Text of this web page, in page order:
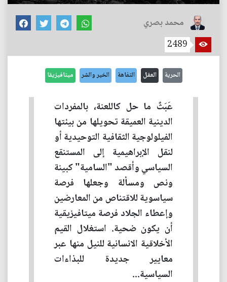
محمد بصري
2489
الحرية العقل التفاهة الخير والشر ميتافيزيقا
عَبَثٌ ما حل كاللعنة، بالمفردات
الدينية العميقة تحويلها من بيئتها
الفيلولوجية الثقافية التوحيدية أو
لنقل الإبراهيمية إلى المستنقع
السياسي وأقصد "السامية" كبينة
ونص ومسألة وجعلها فرصة
سياسوية للاقتناص من المعارضين
وإعطاء الجلاد فرصة ميتافيزيقية
أن يكون ضحية. استغلال القيم
الأخلاقية الانسانية للنيل منها عبر
معايير جديدة للبذاءات
السياسية...